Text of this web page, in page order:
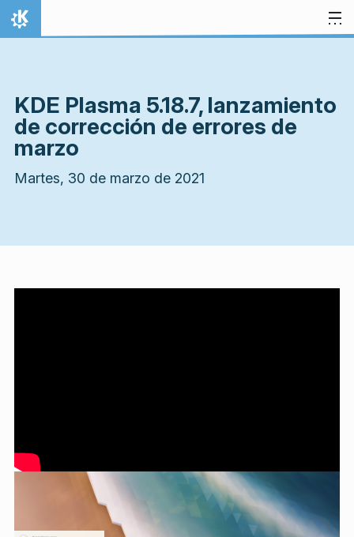
Ir al contenido
Inicio
KDE Plasma 5.18.7, lanzamiento
de corrección de errores de
marzo
Martes, 30 de marzo de 2021